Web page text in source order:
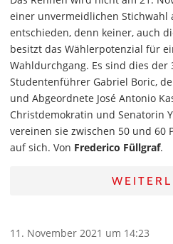
einer unvermeidlichen Stichwahl
entschieden, denn keiner, auch
besitzt das Wählerpotenzial für
Wahldurchgang. Es sind dies
Studentenführer Gabriel Boric,
und Abgeordnete José Antonio
Christdemokratin und Senatorin
vereinen sie zwischen 50 und 60
auf sich. Von Frederico Füllgraf.
11. November 2021 um 14:23